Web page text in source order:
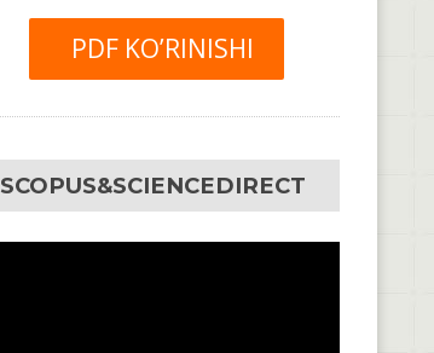
PDF KO’RINISHI
SCOPUS&SCIENCEDIRECT